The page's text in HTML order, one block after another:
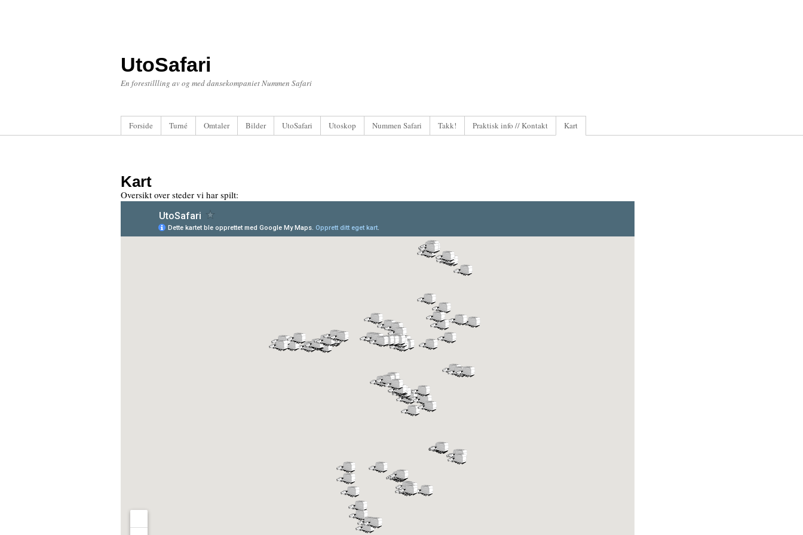
UtoSafari
En forestillling av og med dansekompaniet Nummen Safari
Forside Turné Omtaler Bilder UtoSafari Utoskop Nummen Safari Takk! Praktisk info // Kontakt Kart
Kart
Oversikt over steder vi har spilt: